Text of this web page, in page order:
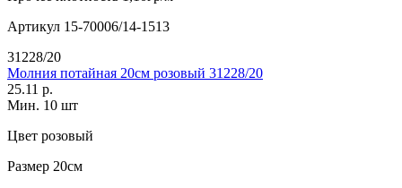
Артикул 15-70006/14-1513
31228/20
Молния потайная 20см розовый 31228/20
25.11 р.
Мин. 10 шт
Цвет розовый
Размер 20см